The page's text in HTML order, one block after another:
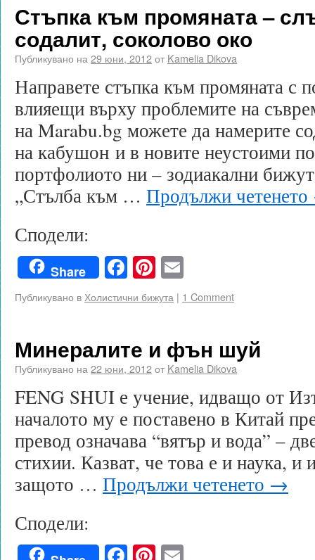
Стъпка към промяната –
содалит, соколово око
Публикувано на 29 юни, 2012от Kamelia Dikova
Направете стъпка към промяната с
влияещи върху проблемите на
на Marabu.bg можете да намерите
на кабушон и в новите неустоими
портфолиото ни – зодиакални
„Стълба към … Продължи четенето
Сподели:
Share Facebook
Pinterest
Публикувано в Холистични бижута | 1 Comment
Минералите и фън шуй
Публикувано на 22 юни, 2012от Kamelia Dikova
FENG SHUI е учение, идващо от
началото му е поставено в Китай
превод означава “вятър и вода” –
стихии. Казват, че това е и наука, и
защото … Продължи четенето →
Сподели: